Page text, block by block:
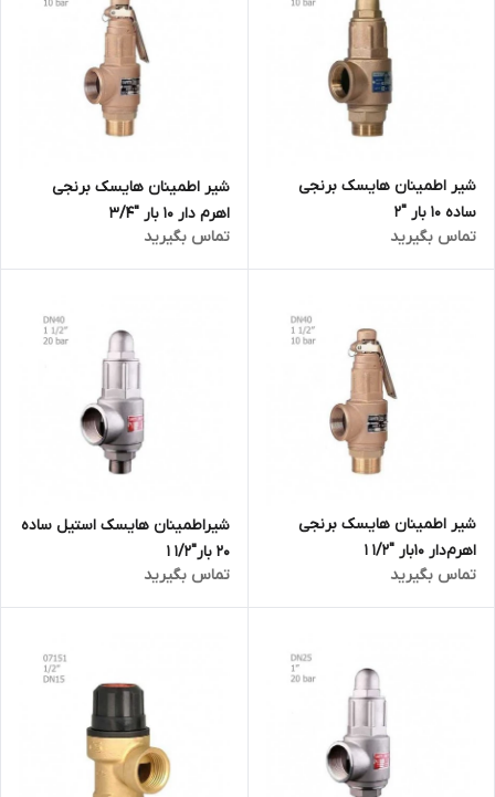
شیر اطمینان هایسک برنجی
ساده 10 بار "2
تماس بگیرید
شیر اطمینان هایسک برنجی
اهرم دار 10 بار "3/4
تماس بگیرید
شیر اطمینان هایسک برنجی
اهرم‌دار 10بار "1/2 1
تماس بگیرید
شیراطمینان هایسک استیل ساده
20 بار"1/2 1
تماس بگیرید